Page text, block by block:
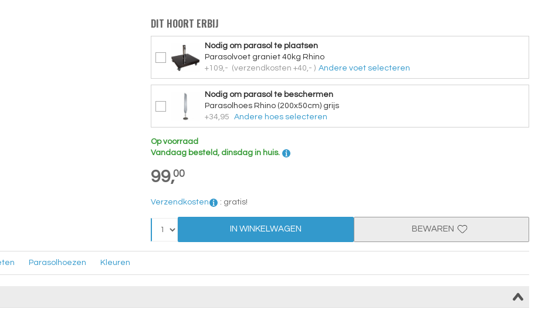
DIT HOORT ERBIJ
Nodig om parasol te plaatsen
Parasolvoet graniet 40kg Rhino
+109,- (verzendkosten +40,- ) Andere voet selecteren
Nodig om parasol te beschermen
Parasolhoes Rhino (200x50cm) grijs
+34,95
Andere hoes selecteren
Op voorraad
Vandaag besteld, dinsdag in huis.
99,00
Verzendkosten : gratis!
IN WINKELWAGEN BEWAREN
Parasolhoezen Kleuren